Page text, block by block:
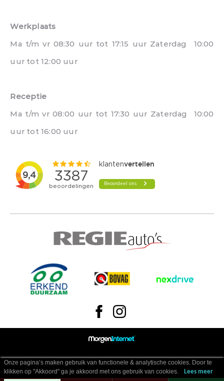
Werkplaats
Ma t/m vr 08:30 uur tot 17:15 uur Zaterdag 10:00
uur tot 12:00 uur
Receptie
Ma t/m vr 08:00 uur tot 17:30 uur Zaterdag 10:00
uur tot 16:00 uur
Onze pagina’s maken gebruik van functionele & analytische cookies. Door te
klikken op "Akkoord" ga je akkoord met ons gebruik van cookies.
Lees meer